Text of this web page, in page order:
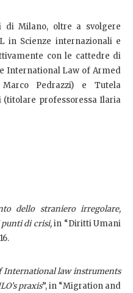
di Milano, oltre a svolgere
in Scienze internazionali e
con le cattedre di
International Law of Armed
Pedrazzi) e Tutela
professoressa Ilaria
dello straniero irregolare,
punti di crisi,in “Diritti Umani
law instruments
praxis”, in “Migration and